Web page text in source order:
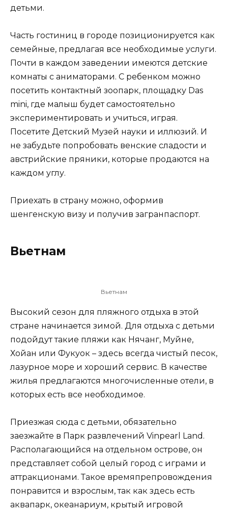
детьми.
Часть гостиниц в городе позиционируется как
семейные, предлагая все необходимые услуги.
Почти в каждом заведении имеются детские
комнаты с аниматорами. С ребенком можно
посетить контактный зоопарк, площадку Das
mini, где малыш будет самостоятельно
экспериментировать и учиться, играя.
Посетите Детский Музей науки и иллюзий. И
не забудьте попробовать венские сладости и
австрийские пряники, которые продаются на
каждом углу.
Приехать в страну можно, оформив
шенгенскую визу и получив загранпаспорт.
Вьетнам
Вьетнам
Высокий сезон для пляжного отдыха в этой
стране начинается зимой. Для отдыха с детьми
подойдут такие пляжи как Нячанг, Муйне,
Хойан или Фукуок – здесь всегда чистый песок,
лазурное море и хороший сервис. В качестве
жилья предлагаются многочисленные отели, в
которых есть все необходимое.
Приезжая сюда с детьми, обязательно
заезжайте в Парк развлечений Vinpearl Land.
Располагающийся на отдельном острове, он
представляет собой целый город с играми и
аттракционами. Такое времяпрепровождения
понравится и взрослым, так как здесь есть
аквапарк, океанариум, крытый игровой